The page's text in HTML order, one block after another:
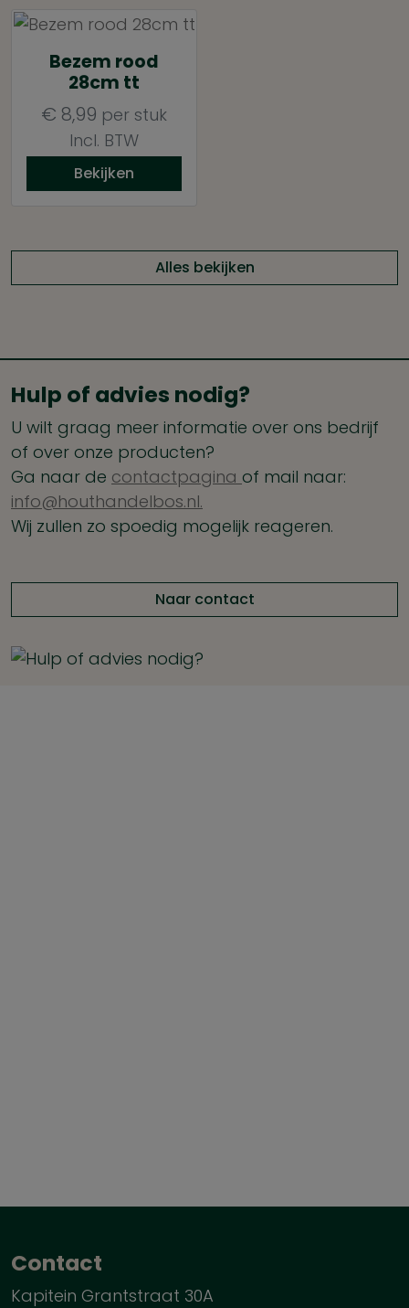
Bezem rood
28cm tt
€ 8,99 per stuk
Incl. BTW
Bekijken
Alles bekijken
Hulp of advies nodig?
U wilt graag meer informatie over ons bedrijf
of over onze producten?
Ga naar de contactpagina of mail naar:
info@houthandelbos.nl.
Wij zullen zo spoedig mogelijk reageren.
Naar contact
Contact
Kapitein Grantstraat 30A